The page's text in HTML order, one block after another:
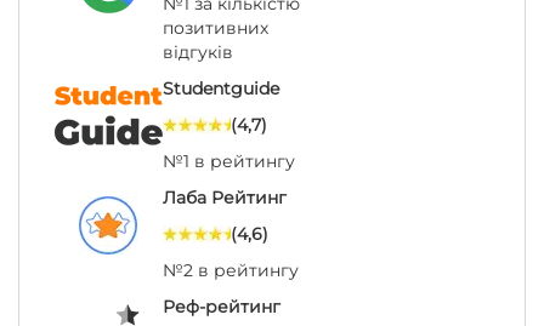
позитивних
відгуків
Studentguide
(4,7)
№1 в рейтингу
Лаба Рейтинг
(4,6)
№2 в рейтингу
Реф-рейтинг